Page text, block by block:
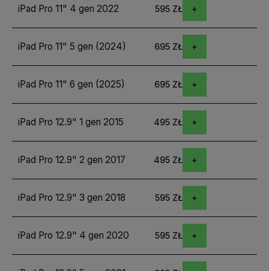
iPad Pro 11" 4 gen 2022 595 ZŁ
iPad Pro 11" 5 gen (2024) 695 ZŁ
iPad Pro 11" 6 gen (2025) 695 ZŁ
iPad Pro 12.9" 1 gen 2015 495 ZŁ
iPad Pro 12.9" 2 gen 2017 495 ZŁ
iPad Pro 12.9" 3 gen 2018 595 ZŁ
iPad Pro 12.9" 4 gen 2020 595 ZŁ